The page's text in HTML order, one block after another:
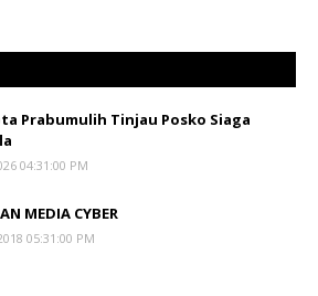
Prabumulih Tinjau Posko Siaga
04:31:00 PM
MEDIA CYBER
05:31:00 PM